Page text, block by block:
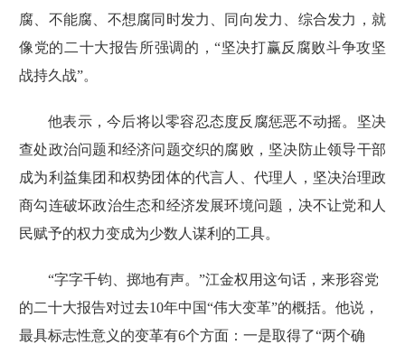
腐、不能腐、不想腐同时发力、同向发力、综合发力，就
像党的二十大报告所强调的，“坚决打赢反腐败斗争攻坚
战持久战”。
他表示，今后将以零容忍态度反腐惩恶不动摇。坚决
查处政治问题和经济问题交织的腐败，坚决防止领导干部
成为利益集团和权势团体的代言人、代理人，坚决治理政
商勾连破坏政治生态和经济发展环境问题，决不让党和人
民赋予的权力变成为少数人谋利的工具。
“字字千钧、掷地有声。”江金权用这句话，来形容党
的二十大报告对过去10年中国“伟大变革”的概括。他说，
最具标志性意义的变革有6个方面：一是取得了“两个确